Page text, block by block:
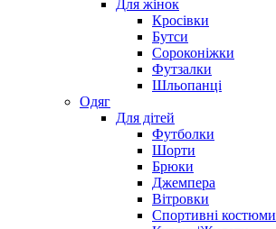
Для жінок
Кросівки
Бутси
Сороконіжки
Футзалки
Шльопанці
Одяг
Для дітей
Футболки
Шорти
Брюки
Джемпера
Вітровки
Спортивні костюми